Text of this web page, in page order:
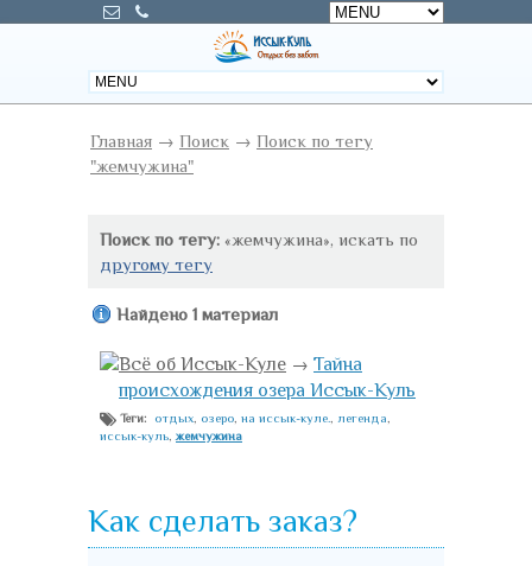
Главная → Поиск → Поиск по тегу
"жемчужина"
Поиск по тегу: «жемчужина», искать по
другому тегу
Найдено 1 материал
Всё об Иссык-Куле → Тайна
происхождения озера Иссык-Куль
Теги: отдых озеро на иссык-куле. легенда
иссык-куль жемчужина
Как сделать заказ?